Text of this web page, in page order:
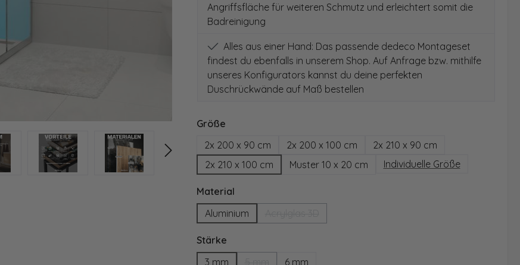
Angriffsfläche für weiteren Schmutz und erleichtert somit die
Badreinigung
Alles aus einer Hand: Das passende dedeco Montageset
findest du ebenfalls in unserem Shop. Auf Anfrage bzw. mithilfe
unseres Konfigurators kannst du deine perfekten
Duschrückwände auf Maß bestellen
Größeauswählen
2x 200 x 90 cm
2x 200 x 100 cm
2x 210 x 90 cm
2x 210 x 100 cm
Muster 10 x 20 cm Individuelle Größe
Materialauswählen
Aluminium
Stärkeauswählen
3 mm
6 mm